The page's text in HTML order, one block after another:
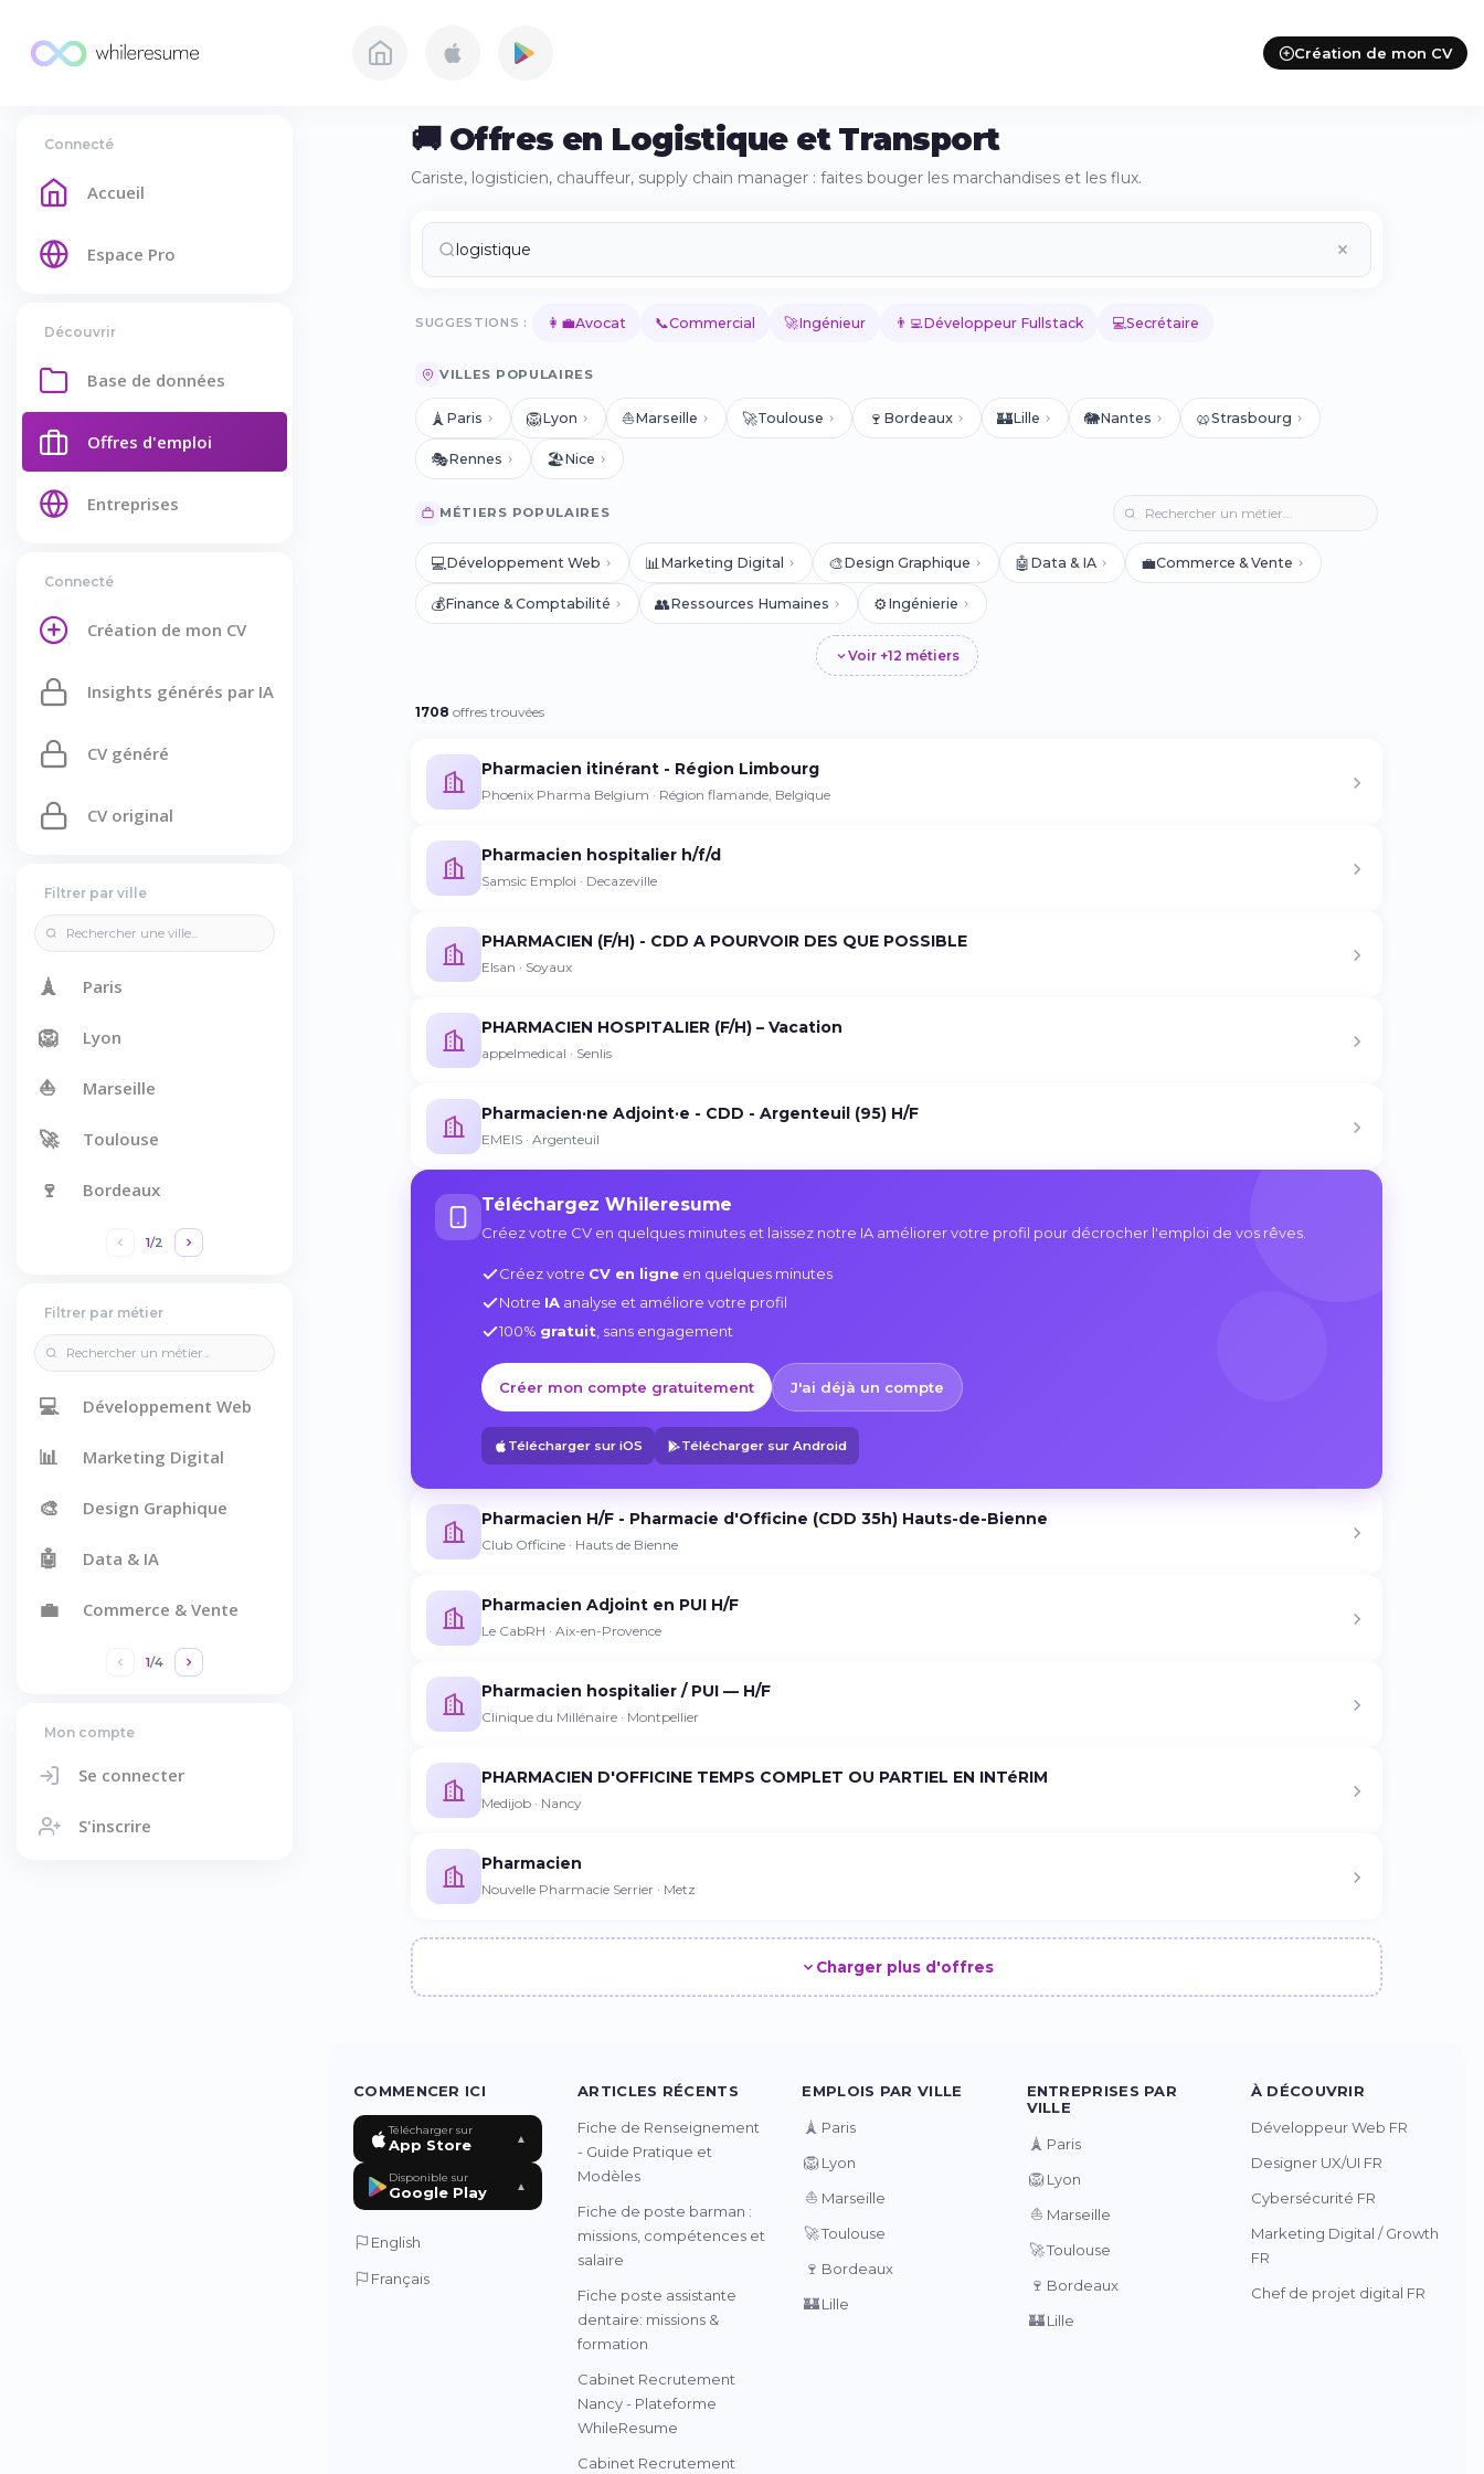
Création de mon CV
Connecté
Accueil
Espace Pro
Découvrir
Base de données
Offres d'emploi
Entreprises
Connecté
Création de mon CV
Insights générés par IA
CV généré
CV original
Filtrer par ville
🗼 Paris
🦁 Lyon
⛵ Marseille
🚀 Toulouse
🍷 Bordeaux
1/2
Filtrer par métier
💻 Développement Web
📊 Marketing Digital
🎨 Design Graphique
🤖 Data & IA
💼 Commerce & Vente
1/4
Mon compte
Se connecter
S'inscrire
🚚 Offres en Logistique et Transport
Cariste, logisticien, chauffeur, supply chain manager : faites bouger les marchandises et les flux.
SUGGESTIONS : 👩‍💼Avocat 📞Commercial 🚀Ingénieur 👨‍💻Développeur Fullstack 💻Secrétaire
VILLES POPULAIRES
🗼 Paris 🦁Lyon ⛵Marseille 🚀Toulouse 🍷 Bordeaux 🏰Lille 🐘Nantes 🥨Strasbourg
🎭Rennes 🏖️Nice
MÉTIERS POPULAIRES
💻 Développement Web 📊 Marketing Digital 🎨Design Graphique 🤖 Data & IA 💼Commerce & Vente
💰Finance & Comptabilité 👥Ressources Humaines ⚙️ Ingénierie
Voir +12 métiers
1708 offres trouvées
Pharmacien itinérant - Région Limbourg
Phoenix Pharma Belgium · Région flamande, Belgique
Pharmacien hospitalier h/f/d
Samsic Emploi · Decazeville
PHARMACIEN (F/H) - CDD A POURVOIR DES QUE POSSIBLE
Elsan · Soyaux
PHARMACIEN HOSPITALIER (F/H) – Vacation
appelmedical · Senlis
Pharmacien·ne Adjoint·e - CDD - Argenteuil (95) H/F
EMEIS · Argenteuil
Téléchargez Whileresume
Créez votre CV en quelques minutes et laissez notre IA améliorer votre profil pour décrocher l'emploi de vos rêves.
Créez votre CV en ligne en quelques minutes
Notre IA analyse et améliore votre profil
100% gratuit , sans engagement
Créer mon compte gratuitement J'ai déjà un compte
Télécharger sur iOS Télécharger sur Android
Pharmacien H/F - Pharmacie d'Officine (CDD 35h) Hauts-de-Bienne
Club Officine · Hauts de Bienne
Pharmacien Adjoint en PUI H/F
Le CabRH · Aix-en-Provence
Pharmacien hospitalier / PUI — H/F
Clinique du Millénaire · Montpellier
PHARMACIEN D'OFFICINE TEMPS COMPLET OU PARTIEL EN INTéRIM
Medijob · Nancy
Pharmacien
Nouvelle Pharmacie Serrier · Metz
Charger plus d'offres
COMMENCER ICI
Télécharger sur
App Store ▲
Disponible sur
Google Play ▲
English
Français
ARTICLES RÉCENTS
Fiche de Renseignement
- Guide Pratique et
Modèles
Fiche de poste barman :
missions, compétences et
salaire
Fiche poste assistante
dentaire: missions &
formation
Cabinet Recrutement
Nancy - Plateforme
WhileResume
Cabinet Recrutement
EMPLOIS PAR VILLE
🗼 Paris
🦁 Lyon
⛵ Marseille
🚀Toulouse
🍷 Bordeaux
🏰Lille
ENTREPRISES PAR
VILLE
🗼 Paris
🦁 Lyon
⛵ Marseille
🚀Toulouse
🍷 Bordeaux
🏰 Lille
À DÉCOUVRIR
Développeur Web FR
Designer UX/UI FR
Cybersécurité FR
Marketing Digital / Growth
FR
Chef de projet digital FR